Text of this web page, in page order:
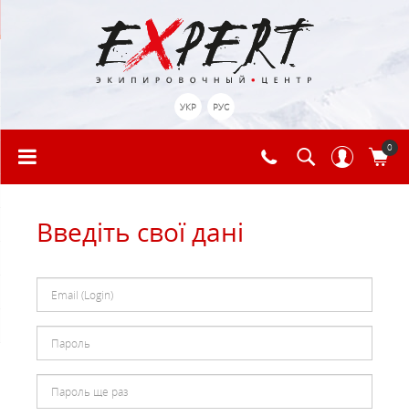
УКР РУС
0
Введіть свої дані